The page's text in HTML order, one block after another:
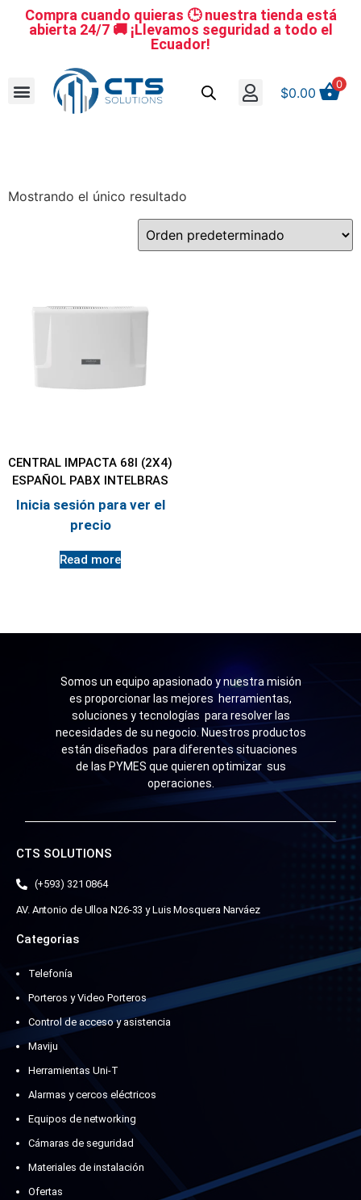
Compra cuando quieras 🕒 nuestra tienda está
abierta 24/7 🚚 ¡Llevamos seguridad a todo el
Ecuador!
$0.00
0
Mostrando el único resultado
CENTRAL IMPACTA 68I (2X4)
ESPAÑOL PABX INTELBRAS
Inicia sesión para ver el
precio
Read more
Somos un equipo apasionado y nuestra misión
es proporcionar las mejores herramientas,
soluciones y tecnologías para resolver las
necesidades de su negocio. Nuestros productos
están diseñados para diferentes situaciones
de las PYMES que quieren optimizar sus
operaciones.
CTS SOLUTIONS
(+593) 321 0864
AV. Antonio de Ulloa N26-33 y Luis Mosquera Narváez
Categorias
Telefonía
Porteros y Video Porteros
Control de acceso y asistencia
Maviju
Herramientas Uni-T
Alarmas y cercos eléctricos
Equipos de networking
Cámaras de seguridad
Materiales de instalación
Ofertas